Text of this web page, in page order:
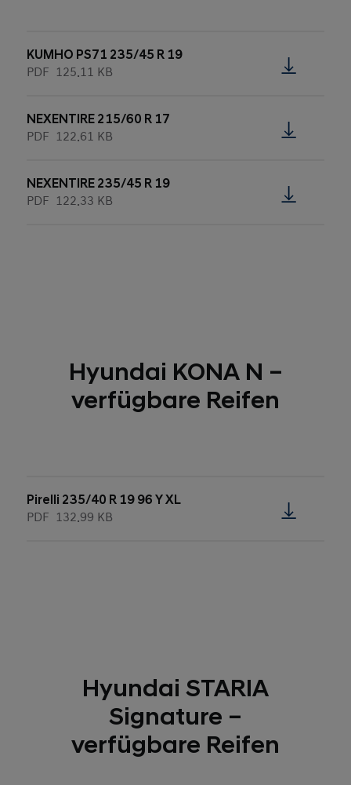
KUMHO PS71 235/45 R 19
PDF 125.11 KB
NEXENTIRE 215/60 R 17
PDF 122.61 KB
NEXENTIRE 235/45 R 19
PDF 122.33 KB
Hyundai KONA N –
verfügbare Reifen
Pirelli 235/40 R 19 96 Y XL
PDF 132.99 KB
Hyundai STARIA
Signature –
verfügbare Reifen